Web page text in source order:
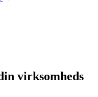
virksomheds